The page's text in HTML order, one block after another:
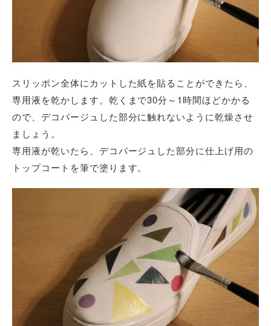
スリッポン全体にカットした紙を貼ることができたら、
専用液を乾かします。乾くまで30分～1時間ほどかかる
ので、デコパージュした部分に触れないように乾燥させ
ましょう。
専用液が乾いたら、デコパージュした部分に仕上げ用の
トップコートを筆で塗ります。